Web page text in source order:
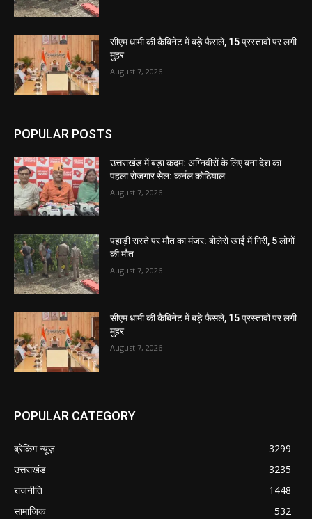
सीएम धामी की कैबिनेट में बड़े फैसले, 15 प्रस्तावों पर लगी
मुहर
August 7, 2026
POPULAR POSTS
उत्तराखंड में बड़ा कदम: अग्निवीरों के लिए बना देश का
पहला रोजगार सेल: कर्नल कोठियाल
August 7, 2026
पहाड़ी रास्ते पर मौत का मंजर: बोलेरो खाई में गिरी, 5 लोगों
की मौत
August 7, 2026
सीएम धामी की कैबिनेट में बड़े फैसले, 15 प्रस्तावों पर लगी
मुहर
August 7, 2026
POPULAR CATEGORY
ब्रेकिंग न्यूज़
3299
उत्तराखंड
3235
राजनीति
1448
सामाजिक
532